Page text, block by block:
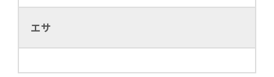
エサ